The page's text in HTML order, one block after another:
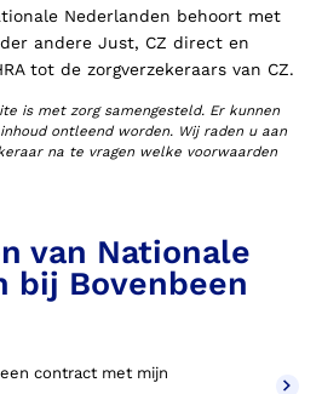
Nederlanden behoort met
andere Just, CZ direct en
tot de zorgverzekeraars van CZ.
is met zorg samengesteld. Er kunnen
ontleend worden. Wij raden u aan
na te vragen welke voorwaarden
van Nationale
bij Bovenbeen
contract met mijn